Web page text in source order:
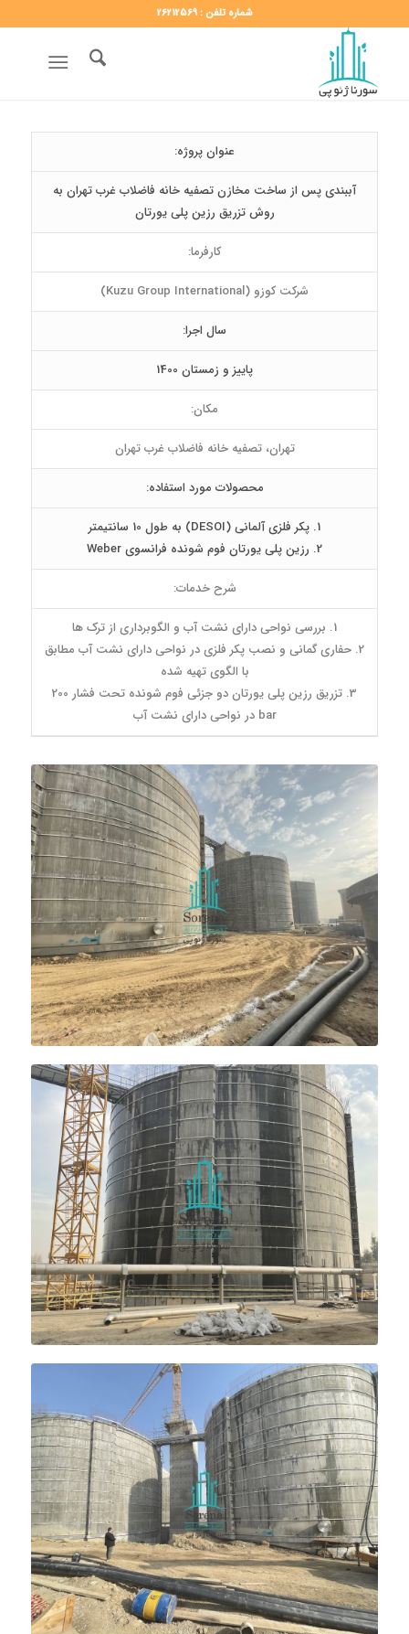
شماره تلفن : 26212569
عنوان پروژه:
آببندی پس از ساخت مخازن تصفیه خانه فاضلاب غرب تهران به
روش تزریق رزین پلی یورتان
کارفرما:
شرکت کوزو (Kuzu Group International)
سال اجرا:
پاییز و زمستان 1400
مکان:
تهران، تصفیه خانه فاضلاب غرب تهران
محصولات مورد استفاده:
1. پکر فلزی آلمانی (DESOI) به طول 10 سانتیمتر
2. رزین پلی یورتان فوم شونده فرانسوی Weber
شرح خدمات:
1. بررسی نواحی دارای نشت آب و الگوبرداری از ترک ها
2. حفاری گمانی و نصب پکر فلزی در نواحی دارای نشت آب مطابق
با الگوی تهیه شده
3. تزریق رزین پلی یورتان دو جزئی فوم شونده تحت فشار 200
bar در نواحی دارای نشت آب